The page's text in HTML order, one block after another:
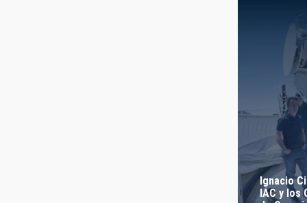
- Any -
-
- Any -
Ignacio
IAC y los